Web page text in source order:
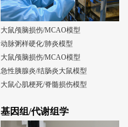
大鼠颅脑损伤/MCAO模型
动脉粥样硬化/肺炎模型
大鼠颅脑损伤/MCAO模型
急性胰腺炎/结肠炎大鼠模型
大鼠心肌梗死/脊髓损伤模型
基因组/代谢组学